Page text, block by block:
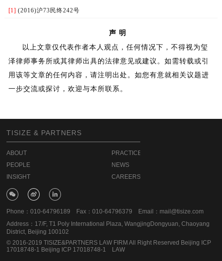
[1] (2016)沪73民终242号
声 明
以上文章仅代表作者本人观点，任何情况下，不得视为玺
泽律师事务所或其律师出具的法律意见或建议。如需转载或引
用该等文章的任何内容，请注明出处。如您有意就相关议题进
一步交流或探讨，欢迎与本所联系。
TISIZE & PARTNERS
ABOUT
PRACTICE
PEOPLE
NEWS
INSIGHT
CAREERS
Phone：010-64796189 Fax：010-64796379 Email：mail@tisize.com
Address：17/F, T1 Poly International Plaza, WangjingDongyuan, Chaoyang
District, Beijing 100102
© 2016-2019 TISIZE&PARTNERS LAW FIRM All Right Reserved Beijing ICP
17018748-1 Beijing ICP 17018748-1 LAW